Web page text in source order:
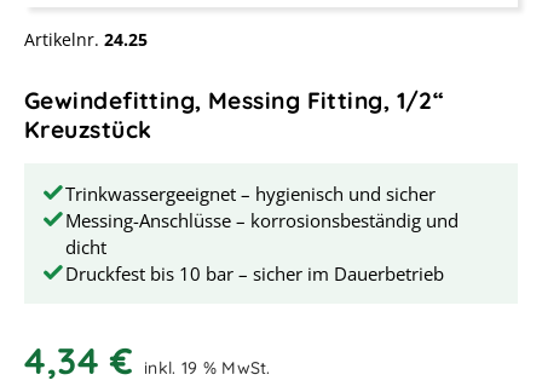
Artikelnr. 24.25
Gewindefitting, Messing Fitting, 1/2“
Kreuzstück
Trinkwassergeeignet – hygienisch und sicher
Messing-Anschlüsse – korrosionsbeständig und
dicht
Druckfest bis 10 bar – sicher im Dauerbetrieb
4,34 €
inkl. 19 % MwSt.